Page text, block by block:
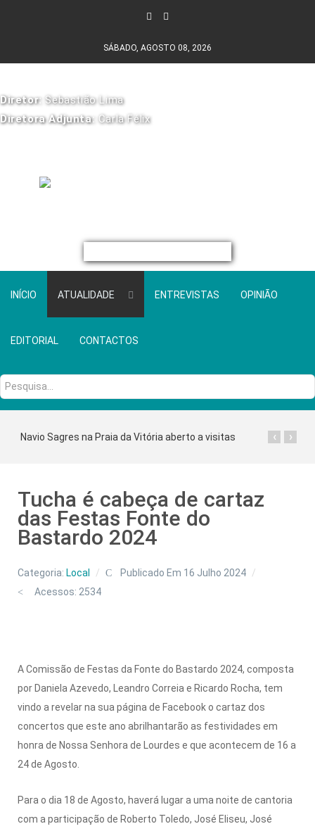
SÁBADO, AGOSTO 08, 2026
Diretor: Sebastião Lima
Diretora Adjunta: Carla Félix
INÍCIO ATUALIDADE ENTREVISTAS OPINIÃO
EDITORIAL CONTACTOS
Pesquisa...
Navio Sagres na Praia da Vitória aberto a visitas ›
‹
Tucha é cabeça de cartaz
das Festas Fonte do
Bastardo 2024
Categoria: Local
Publicado Em 16 Julho 2024
Acessos: 2534
A Comissão de Festas da Fonte do Bastardo 2024, composta
por Daniela Azevedo, Leandro Correia e Ricardo Rocha, tem
vindo a revelar na sua página de Facebook o cartaz dos
concertos que este ano abrilhantarão as festividades em
honra de Nossa Senhora de Lourdes e que acontecem de 16 a
24 de Agosto.
Para o dia 18 de Agosto, haverá lugar a uma noite de cantoria
com a participação de Roberto Toledo, José Eliseu, José